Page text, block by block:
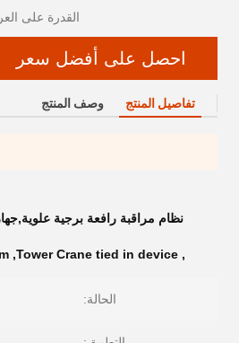
القدرة على العرض: 20 مجموعة
احصل على أفضل سعر
تفاصيل المنتج وصف المنتج
نظام مراقبة رافعة برجية
,
Tower Crane tied in device
,
الحالة: